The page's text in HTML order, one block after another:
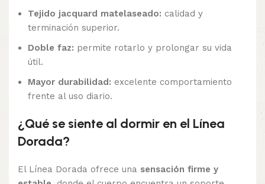
Tejido jacquard matelaseado: calidad y
terminación superior.
Doble faz: permite rotarlo y prolongar su vida
útil.
Mayor durabilidad: excelente comportamiento
frente al uso diario.
¿Qué se siente al dormir en el Línea
Dorada?
El Línea Dorada ofrece una sensación firme y